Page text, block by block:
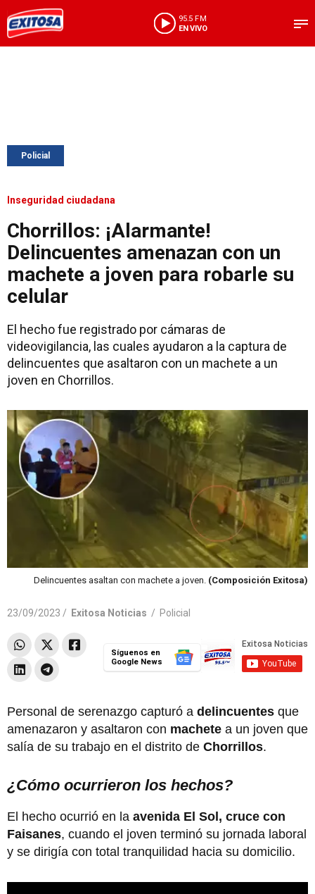
95.5 FM
EN VIVO
Policial
Inseguridad ciudadana
Chorrillos: ¡Alarmante!
Delincuentes amenazan con un
machete a joven para robarle su
celular
El hecho fue registrado por cámaras de
videovigilancia, las cuales ayudaron a la captura de
delincuentes que asaltaron con un machete a un
joven en Chorrillos.
Delincuentes asaltan con machete a joven. (Composición Exitosa)
23/09/2023 / Exitosa Noticias / Policial
Síguenos en
Google News
Personal de serenazgo capturó a delincuentes que
amenazaron y asaltaron con machete a un joven que
salía de su trabajo en el distrito de Chorrillos.
¿Cómo ocurrieron los hechos?
El hecho ocurrió en la avenida El Sol, cruce con
Faisanes, cuando el joven terminó su jornada laboral
y se dirigía con total tranquilidad hacia su domicilio.